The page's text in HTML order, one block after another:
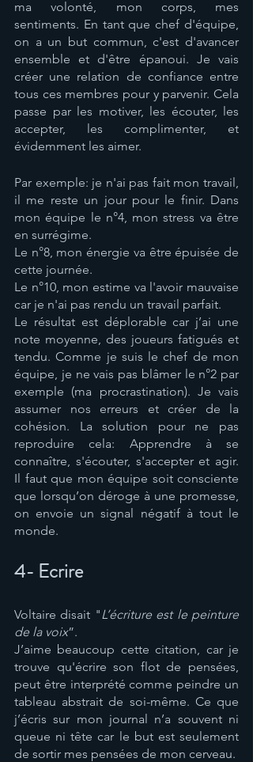
ma volonté, mon corps, mes
sentiments. En tant que chef d'équipe,
on a un but commun, c'est d'avancer
ensemble et d'être épanoui. Je vais
créer une relation de confiance entre
tous ces membres pour y parvenir. Cela
passe par les motiver, les écouter, les
accepter, les complimenter, et
évidemment les aimer.
Par exemple: je n'ai pas fait mon travail,
il me reste un jour pour le finir. Dans
mon équipe le n°4, mon stress va être
en surrégime.
Le n°8, mon énergie va être épuisée de
cette journée.
Le n°10, mon estime va l'avoir mauvaise
car je n'ai pas rendu un travail parfait.
Le résultat est déplorable car j’ai une
note moyenne, des joueurs fatigués et
tendu. Comme je suis le chef de mon
équipe, je ne vais pas blâmer le n°2 par
exemple (ma procrastination). Je vais
assumer nos erreurs et créer de la
cohésion. La solution pour ne pas
reproduire cela: Apprendre à se
connaître, s'écouter, s'accepter et agir.
Il faut que mon équipe soit consciente
que lorsqu’on déroge à une promesse,
on envoie un signal négatif à tout le
monde.
4- Ecrire
Voltaire disait "L’écriture est le peinture
de la voix”.
J’aime beaucoup cette citation, car je
trouve qu'écrire son flot de pensées,
peut être interprété comme peindre un
tableau abstrait de soi-même. Ce que
j’écris sur mon journal n’a souvent ni
queue ni tête car le but est seulement
de sortir mes pensées de mon cerveau.